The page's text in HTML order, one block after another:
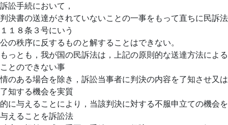
訴訟手続において，
判決書の送達がされていないことの一事をもって直ちに民訴法
１１８条３号にいう
公の秩序に反するものと解することはできない。
もっとも，我が国の民訴法は，上記の原則的な送達方法による
ことのできない事
情のある場合を除き，訴訟当事者に判決の内容を了知させ又は
了知する機会を実質
的に与えることにより，当該判決に対する不服申立ての機会を
与えることを訴訟法